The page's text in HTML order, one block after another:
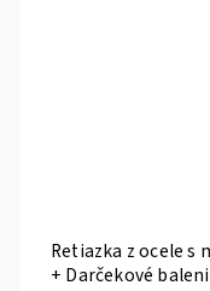
Retiazka z ocele
+ Darčekové